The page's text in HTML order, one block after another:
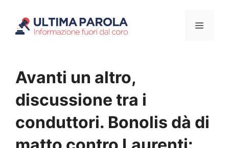
Menu
Avanti un altro,
discussione tra i
conduttori. Bonolis dà di